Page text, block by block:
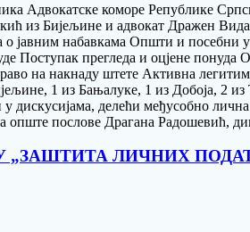
Адвокатске коморе Републике
из Бијељине и адвокат Дражен
јавним набавкама Општи и посебни
Поступак прегледа и оцјене понуда
на накнаду штете Активна
1 из Бањалуке, 1 из Добоја, 2
дискусијама, делећи међусобно
послове Драгана Радошевић,
„ЗАШТИТА ЛИЧНИХ